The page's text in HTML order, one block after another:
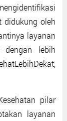
didukung oleh
layanan
dengan lebih
pilar
layanan